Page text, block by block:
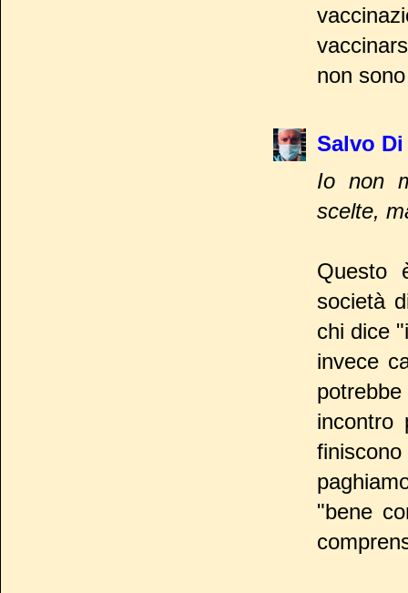
non
Salvo
Io non
scelte,
Questo
società
chi dice
invece
incontro
"bene